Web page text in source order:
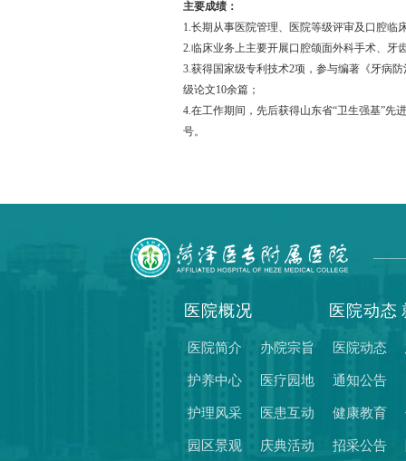
主要成绩：
1.长期从事医院管理、医院等级评审及口腔临
2.临床业务上主要开展口腔颌面外科手术、牙
3.获得国家级专利技术2项，参与编著《牙病
级论文10余篇；
4.在工作期间，先后获得山东省“卫生强基”先
号。
医院概况
医院简介 办院宗旨
护养中心 医疗园地
护理风采 医患互动
园区景观 庆典活动
医院动态
医院动态
通知公告
健康教育
招采公告